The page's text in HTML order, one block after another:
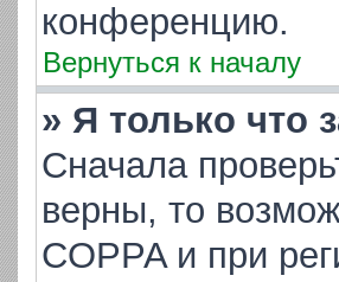
конференцию.
Вернуться к началу
» Я только что
Сначала
верны, то
COPPA и при